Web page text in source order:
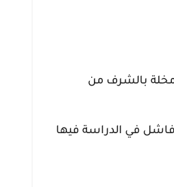
مخلة بالشرف من
في الدراسة فيها